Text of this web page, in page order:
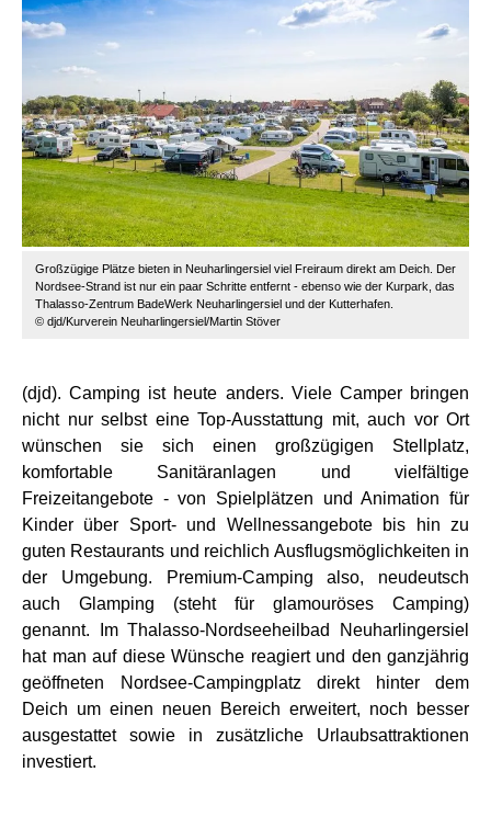
Großzügige Plätze bieten in Neuharlingersiel viel Freiraum direkt am Deich. Der
Nordsee-Strand ist nur ein paar Schritte entfernt - ebenso wie der Kurpark, das
Thalasso-Zentrum BadeWerk Neuharlingersiel und der Kutterhafen.
© djd/Kurverein Neuharlingersiel/Martin Stöver
(djd). Camping ist heute anders. Viele Camper bringen
nicht nur selbst eine Top-Ausstattung mit, auch vor Ort
wünschen sie sich einen großzügigen Stellplatz,
komfortable Sanitäranlagen und vielfältige
Freizeitangebote - von Spielplätzen und Animation für
Kinder über Sport- und Wellnessangebote bis hin zu
guten Restaurants und reichlich Ausflugsmöglichkeiten in
der Umgebung. Premium-Camping also, neudeutsch
auch Glamping (steht für glamouröses Camping)
genannt. Im Thalasso-Nordseeheilbad Neuharlingersiel
hat man auf diese Wünsche reagiert und den ganzjährig
geöffneten Nordsee-Campingplatz direkt hinter dem
Deich um einen neuen Bereich erweitert, noch besser
ausgestattet sowie in zusätzliche Urlaubsattraktionen
investiert.